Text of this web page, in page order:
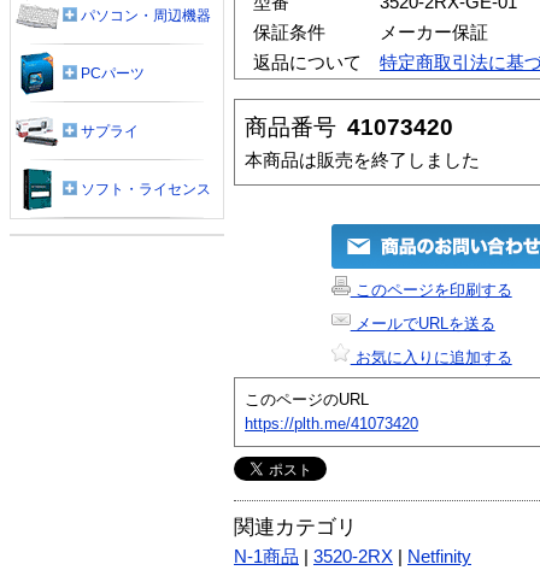
保証条件
メーカー保証
返品について
特定商取引法に基
商品番号 41073420
本商品は販売を終了しました
このページを印刷する
メールでURLを送る
お気に入りに追加する
このページのURL
https://plth.me/41073420
関連カテゴリ
N-1商品 3520-2RX Netfinity
パソコン・周辺機器
PCパーツ
サプライ
ソフト・ライセンス